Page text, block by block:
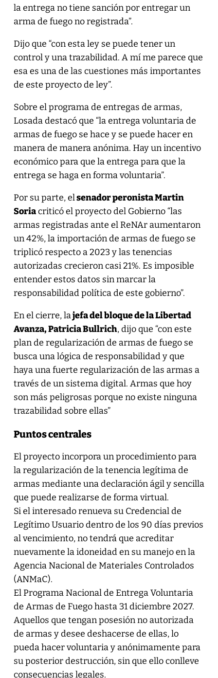
la entrega no tiene sanción por entregar un
arma de fuego no registrada”.
Dijo que “con esta ley se puede tener un
control y una trazabilidad. A mí me parece que
esa es una de las cuestiones más importantes
de este proyecto de ley”.
Sobre el programa de entregas de armas,
Losada destacó que “la entrega voluntaria de
armas de fuego se hace y se puede hacer en
manera de manera anónima. Hay un incentivo
económico para que la entrega para que la
entrega se haga en forma voluntaria”.
Por su parte, elsenador peronista Martin
Soriacriticó el proyecto del Gobierno “las
armas registradas ante el ReNAr aumentaron
un 42%, la importación de armas de fuego se
triplicó respecto a 2023 y las tenencias
autorizadas crecieron casi 21%. Es imposible
entender estos datos sin marcar la
responsabilidad política de este gobierno”.
En el cierre, lajefa del bloque de la Libertad
Avanza, Patricia Bullrich, dijo que “con este
plan de regularización de armas de fuego se
busca una lógica de responsabilidad y que
haya una fuerte regularización de las armas a
través de un sistema digital. Armas que hoy
son más peligrosas porque no existe ninguna
trazabilidad sobre ellas”
Puntos centrales
El proyecto incorpora un procedimiento para
la regularización de la tenencia legítima de
armas mediante una declaración ágil y sencilla
que puede realizarse de forma virtual.
Si el interesado renueva su Credencial de
Legítimo Usuario dentro de los 90 días previos
al vencimiento, no tendrá que acreditar
nuevamente la idoneidad en su manejo en la
Agencia Nacional de Materiales Controlados
(ANMaC).
El Programa Nacional de Entrega Voluntaria
de Armas de Fuego hasta 31 diciembre 2027.
Aquellos que tengan posesión no autorizada
de armas y desee deshacerse de ellas, lo
pueda hacer voluntaria y anónimamente para
su posterior destrucción, sin que ello conlleve
consecuencias legales.